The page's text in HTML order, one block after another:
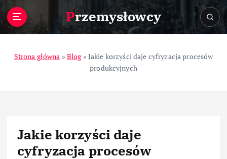
Przemysłowcy
Strona główna » Blog» Jakie korzyści daje cyfryzacja procesów
produkcyjnych
Jakie korzyści daje
cyfryzacja procesów